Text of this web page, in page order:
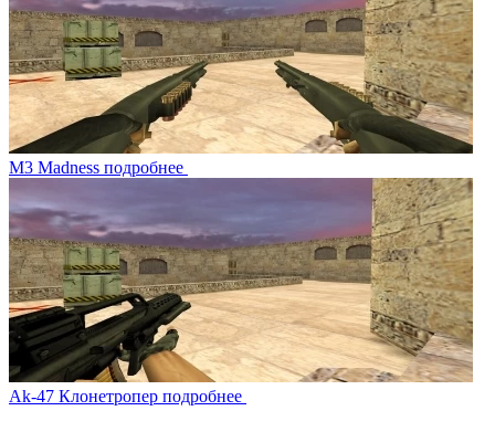
M3 Madness подробнее
Ak-47 Клонетропер подробнее